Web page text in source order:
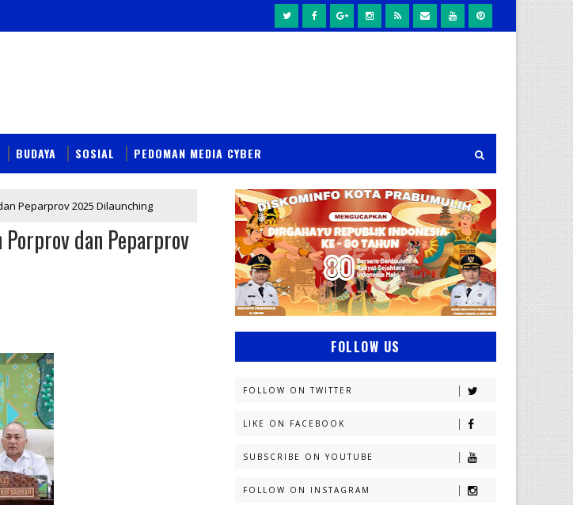
BUDAYA SOSIAL PEDOMAN MEDIA CYBER
Peparprov 2025 Dilaunching
dan Peparprov
FOLLOW US
FOLLOW ON TWITTER
LIKE ON FACEBOOK
SUBSCRIBE ON YOUTUBE
FOLLOW ON INSTAGRAM